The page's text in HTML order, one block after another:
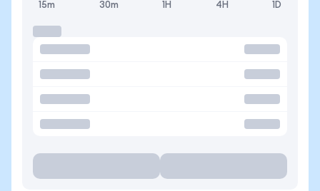
15m 30m 1H 4H 1D